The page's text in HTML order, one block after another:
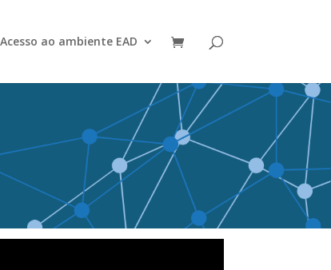
Acesso ao ambiente EAD